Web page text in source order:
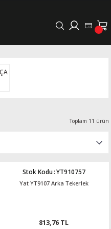
Toplam 11 ürün
Stok Kodu:YT910757
Yat YT9107 Arka Tekerlek
813,76 TL